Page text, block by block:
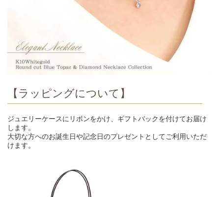
【ラッピングについて】
ジュエリーケースにリボンをかけ、ギフトバックを付けてお届け
します。
大切な方へのお誕生日や記念日のプレゼントとしてご利用いただ
けます。